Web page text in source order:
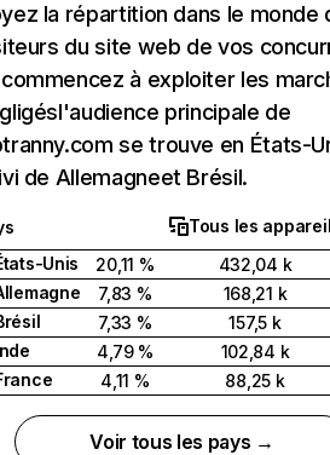
la répartition dans le monde
du site web de vos
à exploiter les
principale de
se trouve en États-
de Allemagneet Brésil.
Tous les
Unis
20,11 %
432,04 k
7,83 %
168,21 k
7,33 %
157,5 k
4,79 %
102,84 k
4,11 % 88,25 k
Voir tous les pays →